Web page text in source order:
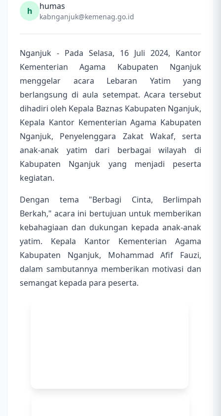
h humas
kabnganjuk@kemenag.go.id
Nganjuk - Pada Selasa, 16 Juli 2024, Kantor
Kementerian Agama Kabupaten Nganjuk
menggelar acara Lebaran Yatim yang
berlangsung di aula setempat. Acara tersebut
dihadiri oleh Kepala Baznas Kabupaten Nganjuk,
Kepala Kantor Kementerian Agama Kabupaten
Nganjuk, Penyelenggara Zakat Wakaf, serta
anak-anak yatim dari berbagai wilayah di
Kabupaten Nganjuk yang menjadi peserta
kegiatan.
Dengan tema "Berbagi Cinta, Berlimpah
Berkah," acara ini bertujuan untuk memberikan
kebahagiaan dan dukungan kepada anak-anak
yatim. Kepala Kantor Kementerian Agama
Kabupaten Nganjuk, Mohammad Afif Fauzi,
dalam sambutannya memberikan motivasi dan
semangat kepada para peserta.